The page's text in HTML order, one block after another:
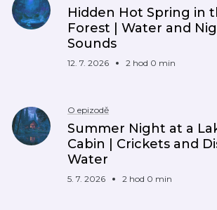
Hidden Hot Spring in
Forest | Water and
Sounds
12. 7. 2026 2 hod 0 min
O epizodě
Summer Night at a
Cabin | Crickets and
Water
5. 7. 2026 2 hod 0 min